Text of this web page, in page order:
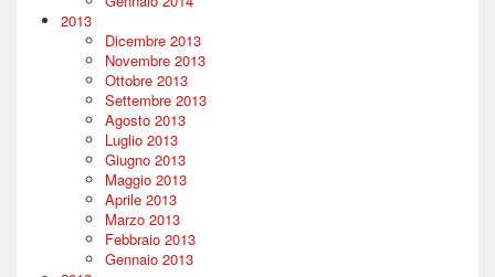
2013
Dicembre 2013
Novembre 2013
Ottobre 2013
Settembre 2013
Agosto 2013
Luglio 2013
Giugno 2013
Maggio 2013
Aprile 2013
Marzo 2013
Febbraio 2013
Gennaio 2013